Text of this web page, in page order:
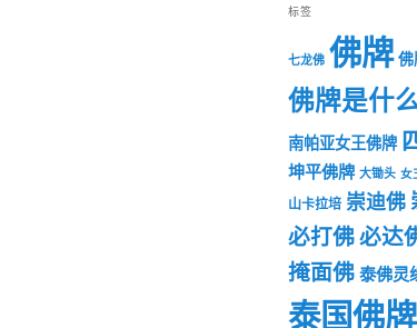
标签
七龙佛 佛牌
佛牌是什
南帕亚女王佛牌
坤平佛牌 大锄头 女
山卡拉培 崇迪佛
必打佛必达
掩面佛泰佛灵
泰国佛牌